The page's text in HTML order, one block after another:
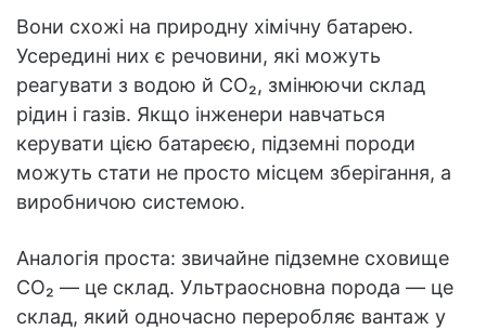
Вони схожі на природну хімічну батарею.
Усередині них є речовини, які можуть
реагувати з водою й CO₂, змінюючи склад
рідин і газів. Якщо інженери навчаться
керувати цією батареєю, підземні породи
можуть стати не просто місцем зберігання, а
виробничою системою.
Аналогія проста: звичайне підземне сховище
CO₂ — це склад. Ультраосновна порода — це
склад, який одночасно переробляє вантаж у